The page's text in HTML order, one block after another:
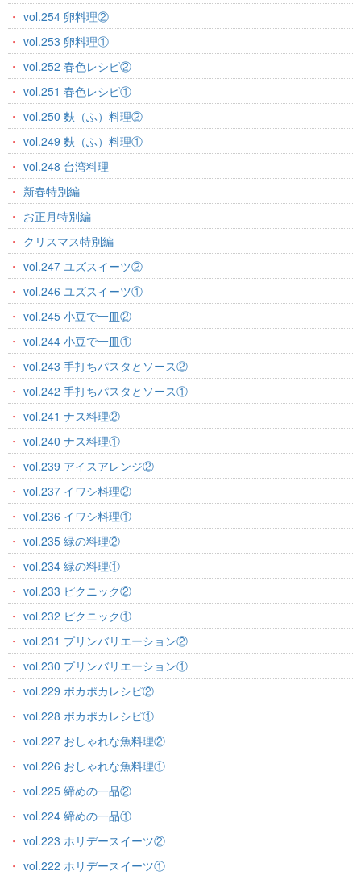
vol.254 卵料理②
vol.253 卵料理①
vol.252 春色レシピ②
vol.251 春色レシピ①
vol.250 麩（ふ）料理②
vol.249 麩（ふ）料理①
vol.248 台湾料理
新春特別編
お正月特別編
クリスマス特別編
vol.247 ユズスイーツ②
vol.246 ユズスイーツ①
vol.245 小豆で一皿②
vol.244 小豆で一皿①
vol.243 手打ちパスタとソース②
vol.242 手打ちパスタとソース①
vol.241 ナス料理②
vol.240 ナス料理①
vol.239 アイスアレンジ②
vol.237 イワシ料理②
vol.236 イワシ料理①
vol.235 緑の料理②
vol.234 緑の料理①
vol.233 ピクニック②
vol.232 ピクニック①
vol.231 プリンバリエーション②
vol.230 プリンバリエーション①
vol.229 ポカポカレシピ②
vol.228 ポカポカレシピ①
vol.227 おしゃれな魚料理②
vol.226 おしゃれな魚料理①
vol.225 締めの一品②
vol.224 締めの一品①
vol.223 ホリデースイーツ②
vol.222 ホリデースイーツ①